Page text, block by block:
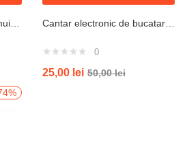
0
25,00 lei 50,00lei